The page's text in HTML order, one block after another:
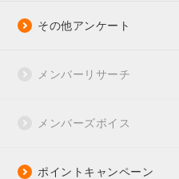
その他アンケート
メンバーリサーチ
メンバーズボイス
ポイントキャンペーン